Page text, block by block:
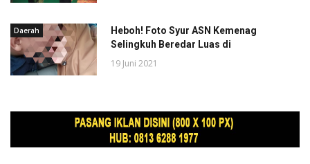
Daerah
Heboh! Foto Syur ASN Kemenag
Selingkuh Beredar Luas di
19 Juni 2021